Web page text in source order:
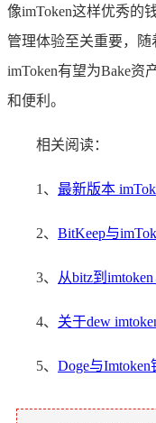
像imToken这样优秀的
管理体验至关重要，随
imToken有望为Bake资
和便利。
相关阅读：
1、 最新版本
2、 BitKeep与
3、 从bitz到
4、 关于dew
5、 Doge与